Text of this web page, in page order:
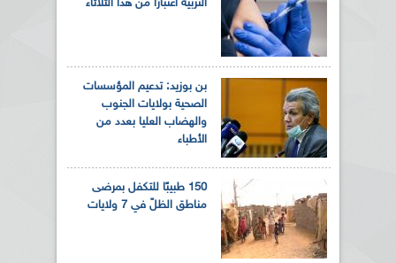
التربية اعتبارًا من هذا الثلاثاء
بن بوزيد: تدعيم المؤسسات
الصحية بولايات الجنوب
والهضاب العليا بعدد من
الأطباء
150 طبيبًا للتكفل بمرضى
مناطق الظلّ في 7 ولايات